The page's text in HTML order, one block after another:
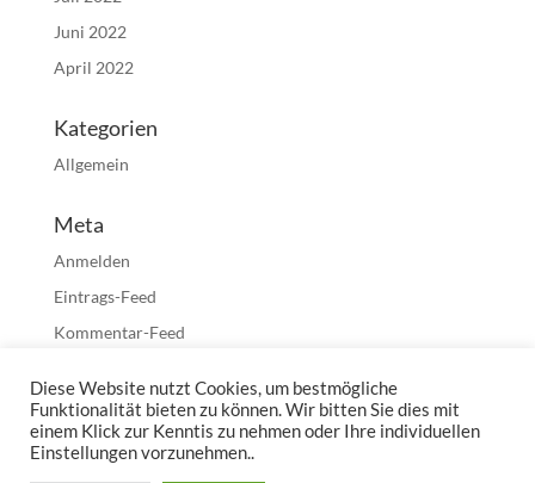
Juni 2022
April 2022
Kategorien
Allgemein
Meta
Anmelden
Eintrags-Feed
Kommentar-Feed
Diese Website nutzt Cookies, um bestmögliche
Funktionalität bieten zu können. Wir bitten Sie dies mit
einem Klick zur Kenntis zu nehmen oder Ihre individuellen
Einstellungen vorzunehmen..